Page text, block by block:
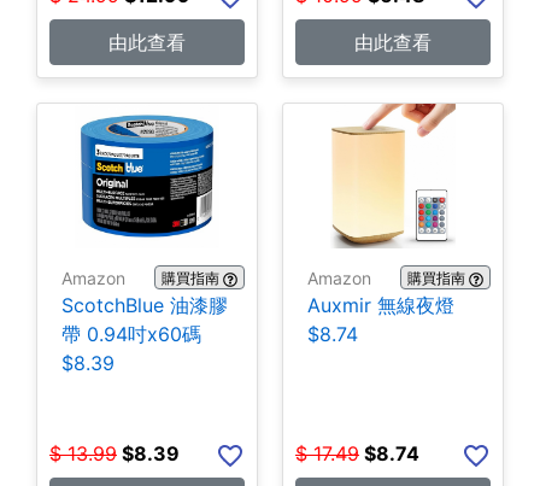
由此查看
由此查看
Amazon 購買指南
ScotchBlue 油漆膠
帶 0.94吋x60碼
$8.39
$ 13.99 $8.39
Amazon 購買指南
Auxmir 無線夜燈
$8.74
$ 17.49 $8.74